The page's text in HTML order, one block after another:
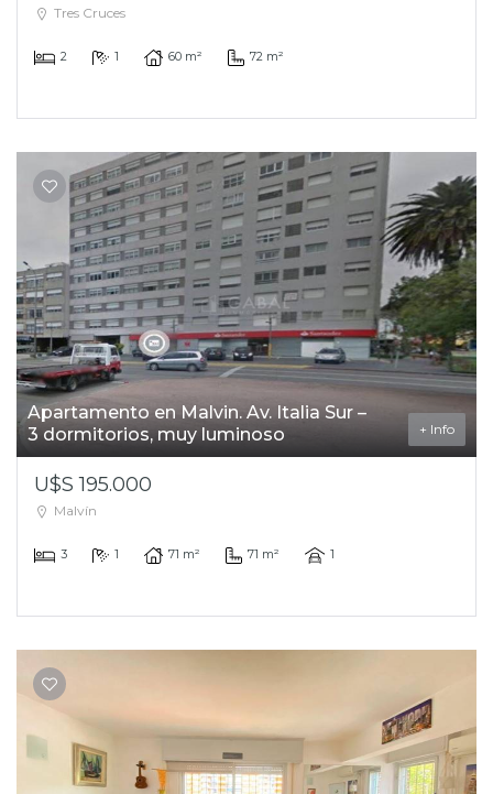
Tres Cruces
2 1 60 m² 72 m²
Apartamento en Malvin. Av. Italia Sur –
3 dormitorios, muy luminoso
+ Info
U$S 195.000
Malvín
3 1 71 m² 71 m² 1